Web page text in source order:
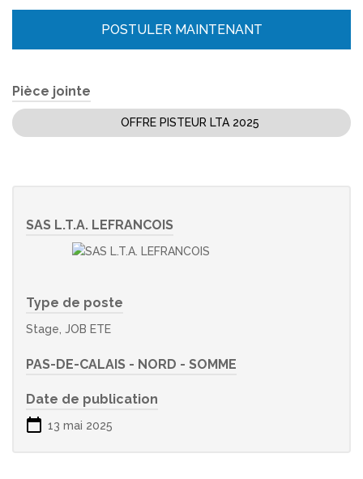
POSTULER MAINTENANT
Pièce jointe
OFFRE PISTEUR LTA 2025
SAS L.T.A. LEFRANCOIS
Type de poste
Stage, JOB ETE
PAS-DE-CALAIS - NORD - SOMME
Date de publication
13 mai 2025